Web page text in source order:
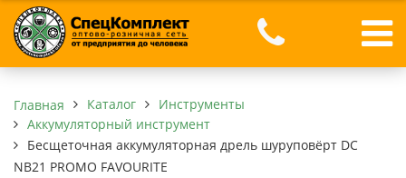
Главная Каталог
Инструменты
Аккумуляторный инструмент
Бесщеточная аккумуляторная дрель шуруповёрт DC
NB21 PROMO FAVOURITE